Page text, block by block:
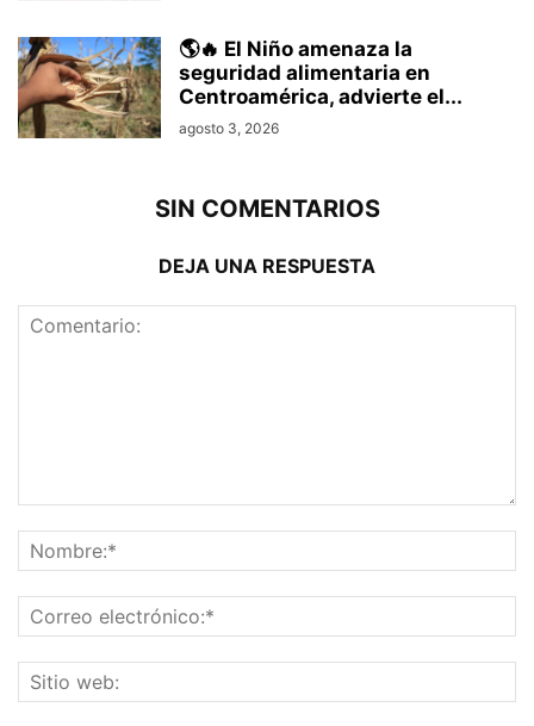
🌎🔥 El Niño amenaza la
seguridad alimentaria en
Centroamérica, advierte el...
agosto 3, 2026
SIN COMENTARIOS
DEJA UNA RESPUESTA